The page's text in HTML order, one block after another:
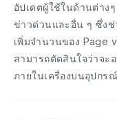
อัปเดตผู้ใช้ในด้านต่าง
ข่าวด่วนและอื่น ๆ ซึ่งช่
เพิ่มจำนวนของ Page
สามารถตัดสินใจว่าจะ
ภายในเครื่องบนอุปกร